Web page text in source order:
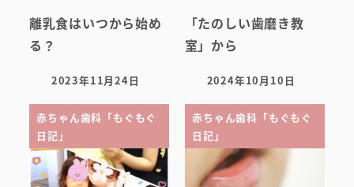
離乳食はいつから始め
る？
投稿日
2023年11月24日
「たのしい歯磨き教
室」から
投稿日
2024年10月10日
赤ちゃん歯科「もぐもぐ
日記」
赤ちゃん歯科「もぐもぐ
日記」